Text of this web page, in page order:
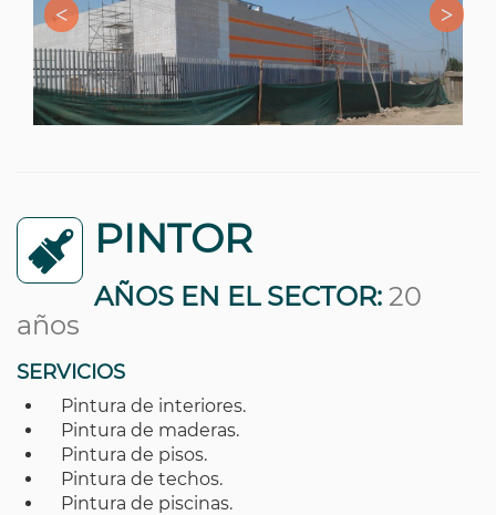
PINTOR
AÑOS EN EL SECTOR: 20
años
SERVICIOS
Pintura de interiores.
Pintura de maderas.
Pintura de pisos.
Pintura de techos.
Pintura de piscinas.